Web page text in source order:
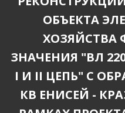
ОБЪЕКТА
ХОЗЯЙСТВА
ЗНАЧЕНИЯ "ВЛ
I И II ЦЕПЬ" С
КВ ЕНИСЕЙ -